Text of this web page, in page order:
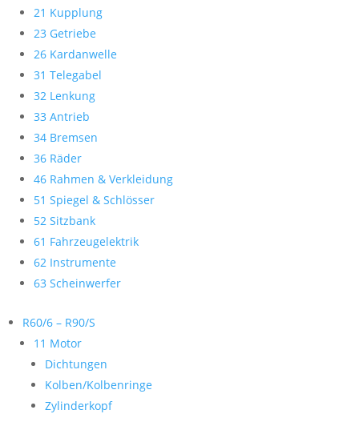
21 Kupplung
23 Getriebe
26 Kardanwelle
31 Telegabel
32 Lenkung
33 Antrieb
34 Bremsen
36 Räder
46 Rahmen & Verkleidung
51 Spiegel & Schlösser
52 Sitzbank
61 Fahrzeugelektrik
62 Instrumente
63 Scheinwerfer
R60/6 – R90/S
11 Motor
Dichtungen
Kolben/Kolbenringe
Zylinderkopf